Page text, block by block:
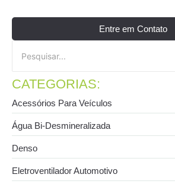
Entre em Contato
CATEGORIAS:
Acessórios Para Veículos
Água Bi-Desmineralizada
Denso
Eletroventilador Automotivo